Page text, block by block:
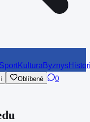
SportKultura Byznys
Oblíbené
0